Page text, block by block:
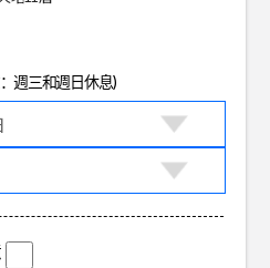
週三和週日休息)